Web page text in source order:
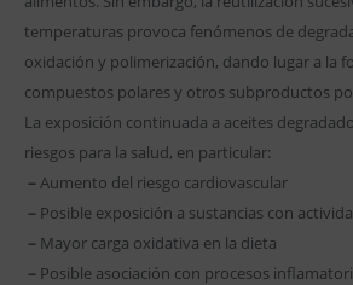
temperaturas provoca fenómenos de
oxidación y polimerización, dando lugar a la
compuestos polares y otros subproductos
La exposición continuada a aceites
riesgos para la salud, en particular:
– Aumento del riesgo cardiovascular
– Posible exposición a sustancias con
– Mayor carga oxidativa en la dieta
– Posible asociación con procesos